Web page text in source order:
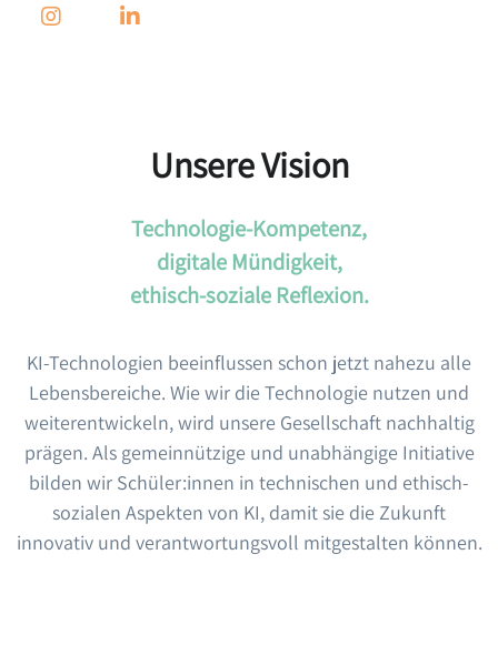
Unsere Vision
Technologie-Kompetenz,
digitale Mündigkeit,
ethisch-soziale Reflexion.
KI-Technologien beeinflussen schon jetzt nahezu alle
Lebensbereiche. Wie wir die Technologie nutzen und
weiterentwickeln, wird unsere Gesellschaft nachhaltig
prägen. Als gemeinnützige und unabhängige Initiative
bilden wir Schüler:innen in technischen und ethisch-
sozialen Aspekten von KI, damit sie die Zukunft
innovativ und verantwortungsvoll mitgestalten können.